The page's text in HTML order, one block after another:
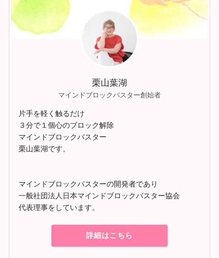
栗山葉湖
マインドブロックバスター創始者
片手を軽く触るだけ
３分で１個心のブロック解除
マインドブロックバスター
栗山葉湖です。
マインドブロックバスターの開発者であり
一般社団法人日本マインドブロックバスター協会
代表理事をしています。
詳細はこちら